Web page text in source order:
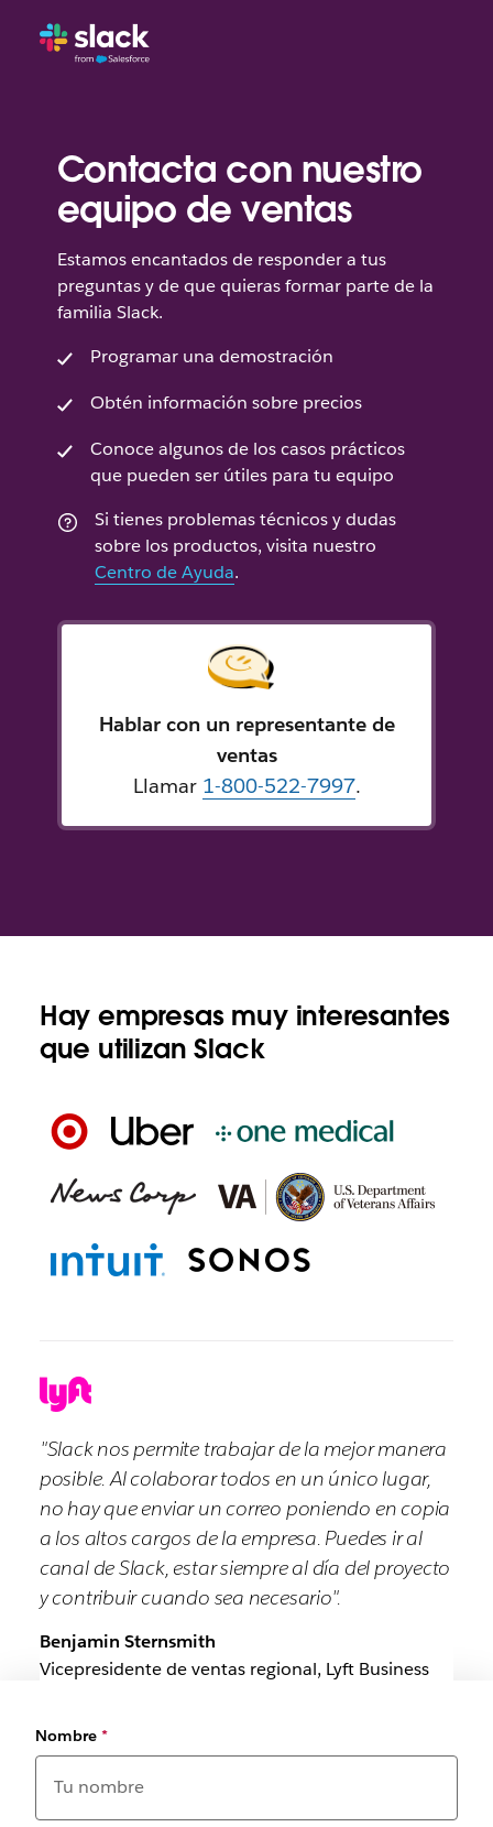
Contacta con nuestro
equipo de ventas
Estamos encantados de responder a tus
preguntas y de que quieras formar parte de la
familia Slack.
Programar una demostración
Obtén información sobre precios
Conoce algunos de los casos prácticos
que pueden ser útiles para tu equipo
Si tienes problemas técnicos y dudas
sobre los productos, visita nuestro
Centro de Ayuda.
Hablar con un representante de
ventas
Llamar 1-800-522-7997.
Hay empresas muy interesantes
que utilizan Slack
"Slack nos permite trabajar de la mejor manera
posible. Al colaborar todos en un único lugar,
no hay que enviar un correo poniendo en copia
a los altos cargos de la empresa. Puedes ir al
canal de Slack, estar siempre al día del proyecto
y contribuir cuando sea necesario".
Benjamin Sternsmith
Vicepresidente de ventas regional, Lyft Business
Nombre *